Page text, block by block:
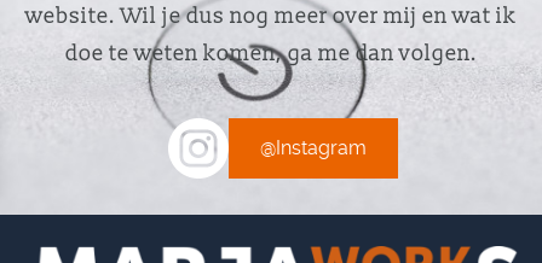
website. Wil je dus nog meer over mij en wat ik
doe te weten komen, ga me dan volgen.
@Instagram